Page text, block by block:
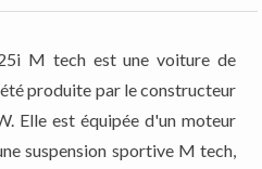
M tech est une voiture de
produite par le constructeur
Elle est équipée d'un moteur
suspension sportive M tech,